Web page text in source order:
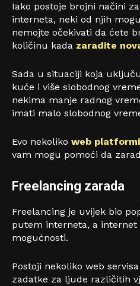
Iako postoje brojni načini
interneta, neki od njih
nemojte očekivati ​​da ćete
količinu kada zaradite
Sada u situaciji koja
kuće i više slobodnog
nekima manje radnog
imati malo slobodnog
Evo nekoliko web
vam mogu pomoći da
Freelancing zarada
Freelancing je uvijek bio
putem interneta, a internet
mogućnosti.
Postoji nekoliko web
zadatke za ljude različitih